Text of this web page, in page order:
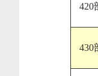
420
430